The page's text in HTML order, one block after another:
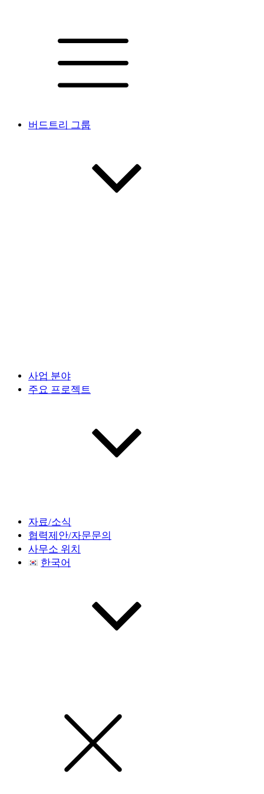
버드트리 그룹
사업 분야
주요 프로젝트
자료/소식
협력제안/자문문의
사무소 위치
한국어